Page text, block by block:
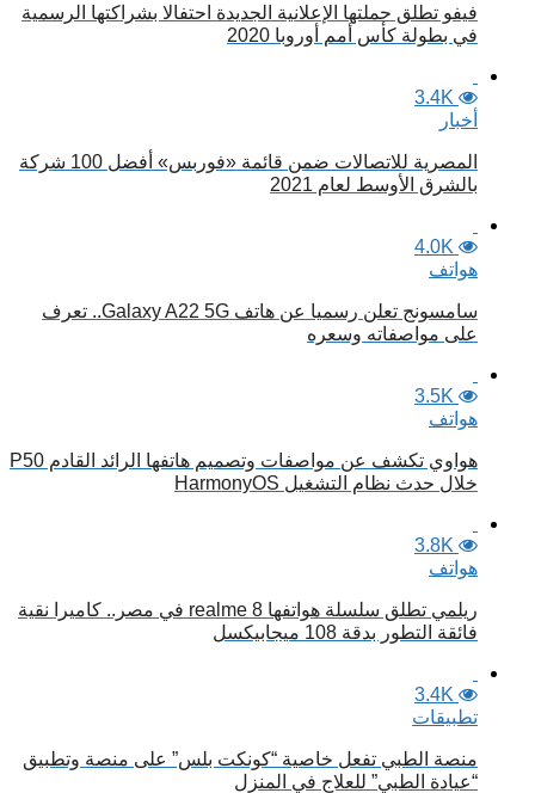
فيفو تطلق حملتها الإعلانية الجديدة احتفالا بشراكتها الرسمية
في بطولة كأس أمم أوروبا 2020
3.4K
أخبار
المصرية للاتصالات ضمن قائمة «فوربس» أفضل 100 شركة
بالشرق الأوسط لعام 2021
4.0K
هواتف
سامسونج تعلن رسميا عن هاتف Galaxy A22 5G.. تعرف
على مواصفاته وسعره
3.5K
هواتف
هواوي تكشف عن مواصفات وتصميم هاتفها الرائد القادم P50
خلال حدث نظام التشغيل HarmonyOS
3.8K
هواتف
ريلمي تطلق سلسلة هواتفها realme 8 في مصر.. كاميرا نقية
فائقة التطور بدقة 108 ميجابيكسل
3.4K
تطبيقات
منصة الطبي تفعل خاصية “كونكت بلس” على منصة وتطبيق
“عيادة الطبي” للعلاج في المنزل